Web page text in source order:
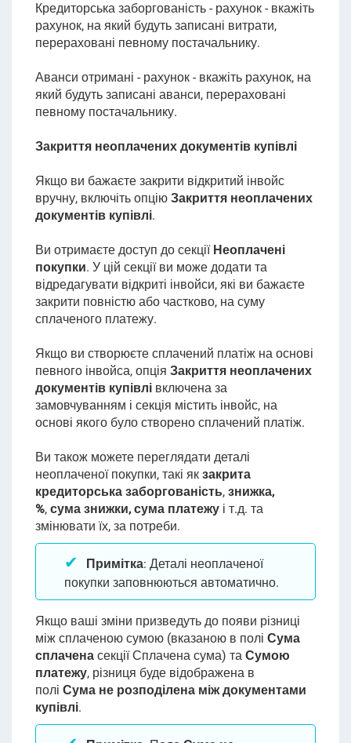
Кредиторська заборгованість - рахунок - вкажіть
рахунок, на який будуть записані витрати,
перераховані певному постачальнику.
Аванси отримані - рахунок - вкажіть рахунок, на
який будуть записані аванси, перераховані
певному постачальнику.
Закриття неоплачених документів купівлі
Якщо ви бажаєте закрити відкритий інвойс
вручну, включіть опцію Закриття неоплачених
документів купівлі.
Ви отримаєте доступ до секції Неоплачені
покупки. У цій секції ви може додати та
відредагувати відкриті інвойси, які ви бажаєте
закрити повністю або частково, на суму
сплаченого платежу.
Якщо ви створюєте сплачений платіж на основі
певного інвойса, опція Закриття неоплачених
документів купівлівключена за
замовчуванням і секція містить інвойс, на
основі якого було створено сплачений платіж.
Ви також можете переглядати деталі
неоплаченої покупки, такі як закрита
кредиторська заборгованість, знижка,
%, сума знижки, сума платежу і т.д. та
змінювати їх, за потреби.
Примітка: Деталі неоплаченої
покупки заповнюються автоматично.
Якщо ваші зміни призведуть до появи різниці
між сплаченою сумою (вказаною в полі Сума
сплаченасекції Сплачена сума) та Сумою
платежу, різниця буде відображена в
полі Сума не розподілена між документами
купівлі.